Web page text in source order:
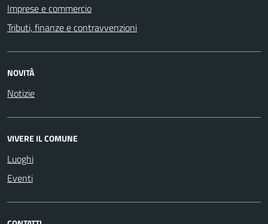
Imprese e commercio
Tributi, finanze e contravvenzioni
NOVITÀ
Notizie
VIVERE IL COMUNE
Luoghi
Eventi